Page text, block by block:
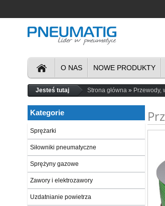
O NAS NOWE PRODUKTY
Jesteś tutaj Strona główna Przewody,
Kategorie
Sprężarki
Siłowniki pneumatyczne
Sprężyny gazowe
Zawory i elektrozawory
Uzdatnianie powietrza